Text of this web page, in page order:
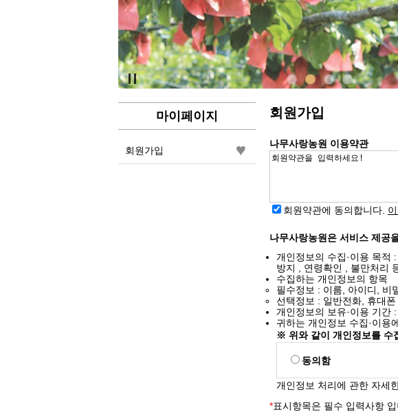
마이페이지
회원가입
회원가입
나무사랑농원 이용약관
회원약관에 동의합니다.
나무사랑농원은 서비스 제공
개인정보의 수집·이용 목적
방지 , 연령확인 , 불만처리
수집하는 개인정보의 항목
필수정보 : 이름, 아이디, 비
선택정보 : 일반전화, 휴대폰
개인정보의 보유·이용 기간
귀하는 개인정보 수집·이용
※ 위와 같이 개인정보를 수
동의함
개인정보 처리에 관한 자세
*표시항목은 필수 입력사항 입